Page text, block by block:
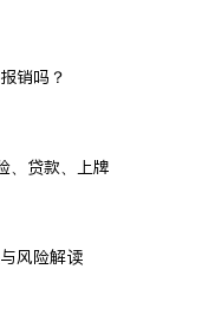
销吗？
、贷款、上牌
风险解读